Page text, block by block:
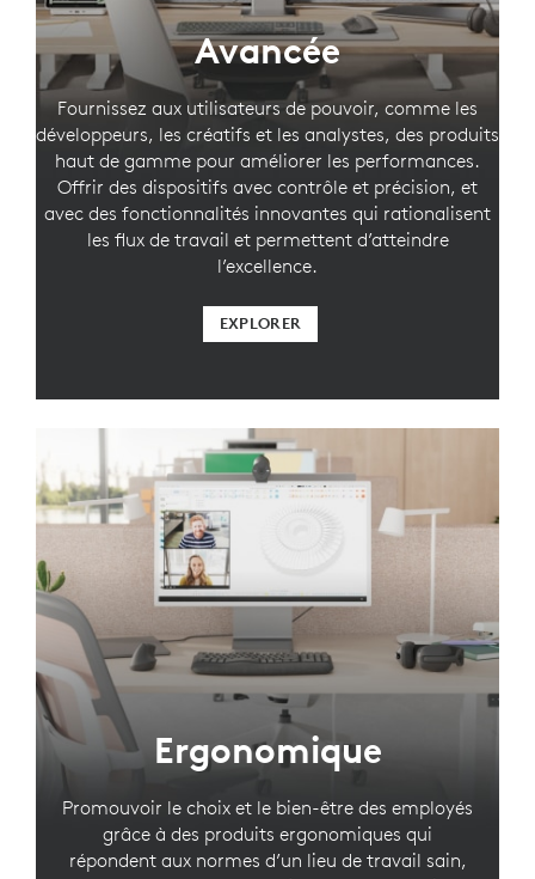
Avancée
Fournissez aux utilisateurs de pouvoir, comme les
développeurs, les créatifs et les analystes, des produits
haut de gamme pour améliorer les performances.
Offrir des dispositifs avec contrôle et précision, et
avec des fonctionnalités innovantes qui rationalisent
les flux de travail et permettent d’atteindre
l’excellence.
EXPLORER
Ergonomique
Promouvoir le choix et le bien-être des employés
grâce à des produits ergonomiques qui
répondent aux normes d’un lieu de travail sain,